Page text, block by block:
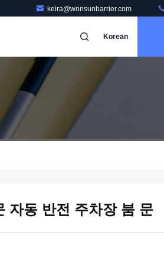
keira@wonsunbarrier.com
Korean
자동 반전 주차장 붐 문